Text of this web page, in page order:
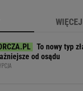
To nowy typ
od osądu